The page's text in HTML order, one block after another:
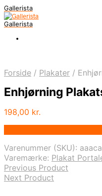
Gallerista
Gallerista
Forside / Plakater /
Enhjørning
198,00 kr.
Varenummer (SKU):
Varemærke: Plakat
Previous Product
Next Product